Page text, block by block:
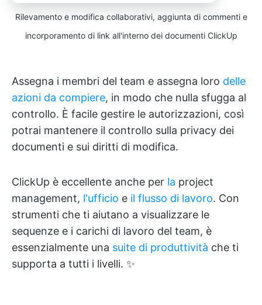
Rilevamento e modifica collaborativi, aggiunta di commenti e
incorporamento di link all'interno dei documenti ClickUp
Assegna i membri del team e assegna loro delle
azioni da compiere, in modo che nulla sfugga al
controllo. È facile gestire le autorizzazioni, così
potrai mantenere il controllo sulla privacy dei
documenti e sui diritti di modifica.
ClickUp è eccellente anche per la project
management, l'ufficio e il flusso di lavoro. Con
strumenti che ti aiutano a visualizzare le
sequenze e i carichi di lavoro del team, è
essenzialmente una suite di produttività che ti
supporta a tutti i livelli. ✨